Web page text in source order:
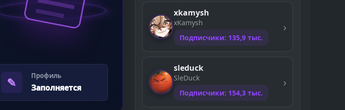
✎ Профиль
Заполняется
xkamysh
xKamysh
Подписчики: 135,9 тыс.
sleduck
SleDuck
Подписчики: 154,3 тыс.